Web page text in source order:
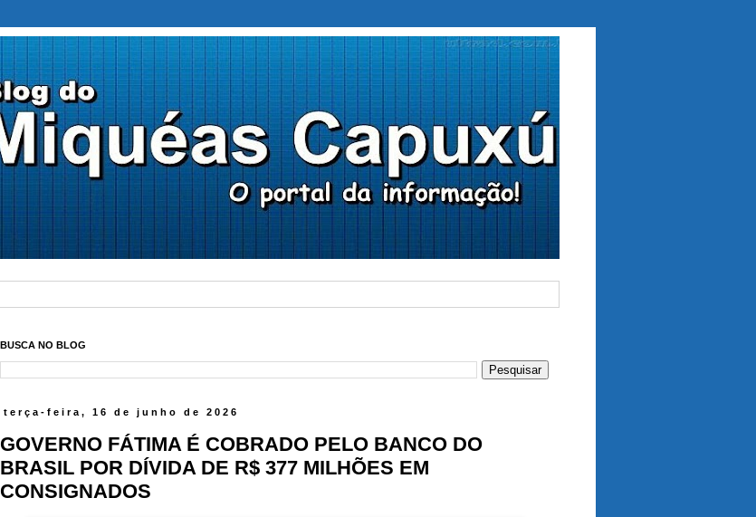
BUSCA NO BLOG
terça-feira, 16 de junho de 2026
GOVERNO FÁTIMA É COBRADO PELO BANCO DO
BRASIL POR DÍVIDA DE R$ 377 MILHÕES EM
CONSIGNADOS